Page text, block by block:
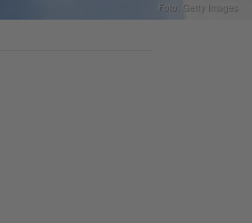
Foto: Getty Images